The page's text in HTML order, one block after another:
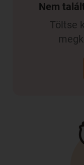
Nem
Töltse